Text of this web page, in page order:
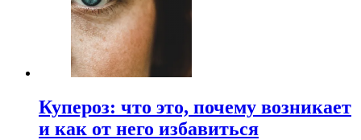
Купероз: что это, почему возникает
и как от него избавиться